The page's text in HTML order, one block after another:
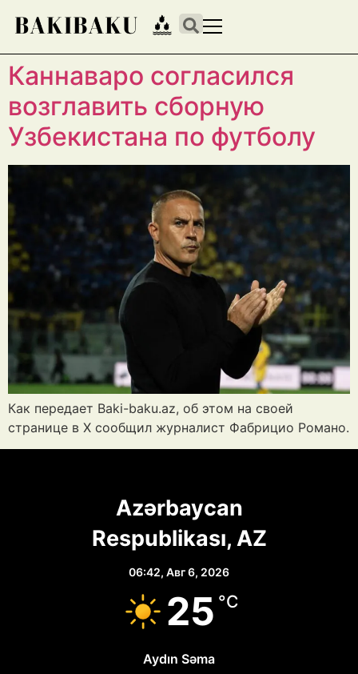
Каннаваро согласился
возглавить сборную
Узбекистана по футболу
Как передает Baki-baku.az, об этом на своей
странице в X сообщил журналист Фабрицио Романо.
Azərbaycan
Respublikası, AZ
06:42, Авг 6, 2026
25 °C
Aydın Səma